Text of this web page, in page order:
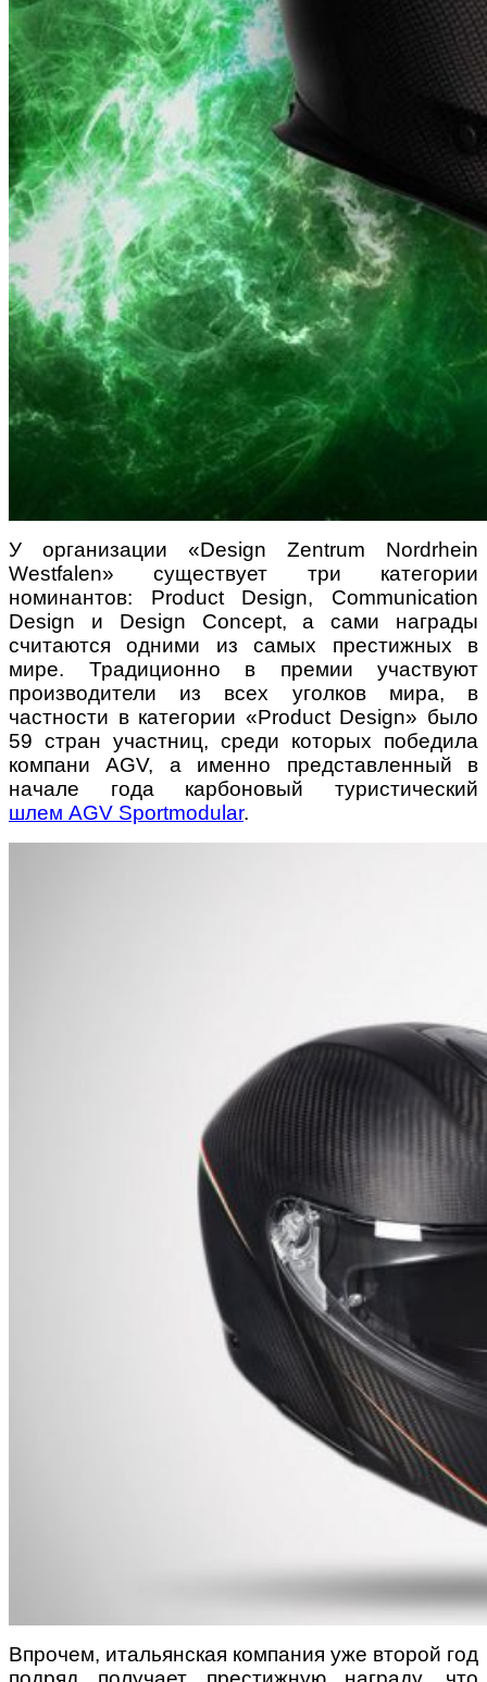
У организации «Design Zentrum Nordrhein
Westfalen» существует три категории
номинантов: Product Design, Communication
Design и Design Concept, а сами награды
считаются одними из самых престижных в
мире. Традиционно в премии участвуют
производители из всех уголков мира, в
частности в категории «Product Design» было
59 стран участниц, среди которых победила
компани AGV, а именно представленный в
начале года карбоновый туристический
шлем AGV Sportmodular.
Впрочем, итальянская компания уже второй год